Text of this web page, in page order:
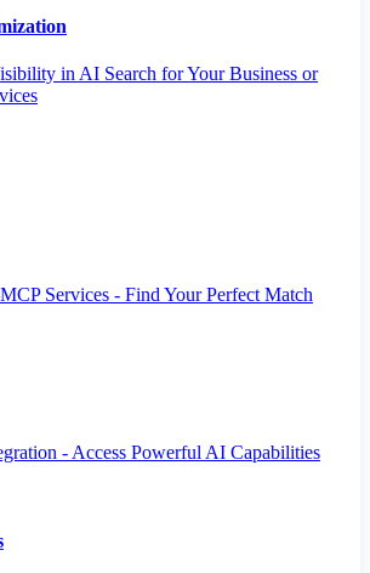
in AI Search for Your Business or
Services - Find Your Perfect Match
- Access Powerful AI Capabilities